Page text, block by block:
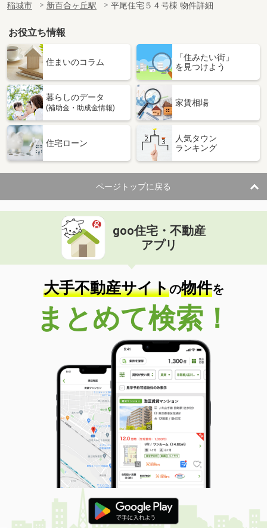
稲城市
新百合ヶ丘駅 平尾住宅５４号棟 物件詳細
お役立ち情報
住まいのコラム
「住みたい街」
を見つけよう
暮らしのデータ
(補助金・助成金情報)
家賃相場
住宅ローン
人気タウン
ランキング
ページトップに戻る
goo住宅・不動産
アプリ
大手不動産サイトの物件を
まとめて検索！